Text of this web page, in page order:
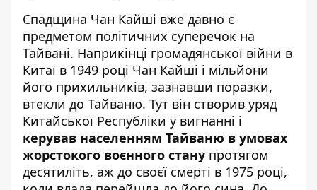
Спадщина Чан Кайші вже давно є
предметом політичних суперечок на
Тайвані. Наприкінці громадянської війни в
Китаї в 1949 році Чан Кайші і мільйони
його прихильників, зазнавши поразки,
втекли до Тайваню. Тут він створив уряд
Китайської Республіки у вигнанні і
керував населенням Тайваню в умовах
жорстокого воєнного стану протягом
десятиліть, аж до своєї смерті в 1975 році,